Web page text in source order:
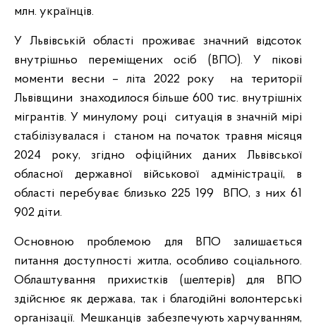
млн. українців.
У Львівській області проживає значний відсоток
внутрішньо переміщених осіб (ВПО). У пікові
моменти весни – літа 2022 року на території
Львівщини знаходилося більше 600 тис. внутрішніх
мігрантів. У минулому році ситуація в значній мірі
стабілізувалася і станом на початок травня місяця
2024 року, згідно офіційних даних Львівської
обласної державної військової адміністрації, в
області перебуває близько 225 199 ВПО, з них 61
902 діти.
Основною проблемою для ВПО залишається
питання доступності житла, особливо соціального.
Облаштування прихистків (шелтерів) для ВПО
здійснює як держава, так і благодійні волонтерські
організації. Мешканців забезпечують харчуванням,